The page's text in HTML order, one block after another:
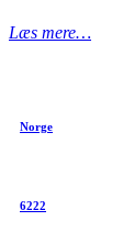
Læs mere…
Norge
6222